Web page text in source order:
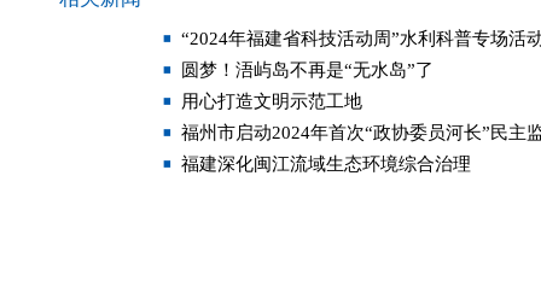
“2024年福建省科技活动周”水利科普专场活
圆梦！浯屿岛不再是“无水岛”了
用心打造文明示范工地
福州市启动2024年首次“政协委员河长”民主
福建深化闽江流域生态环境综合治理